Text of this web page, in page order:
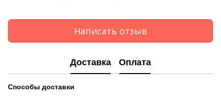
Написать отзыв
Доставка Оплата
Способы доставки